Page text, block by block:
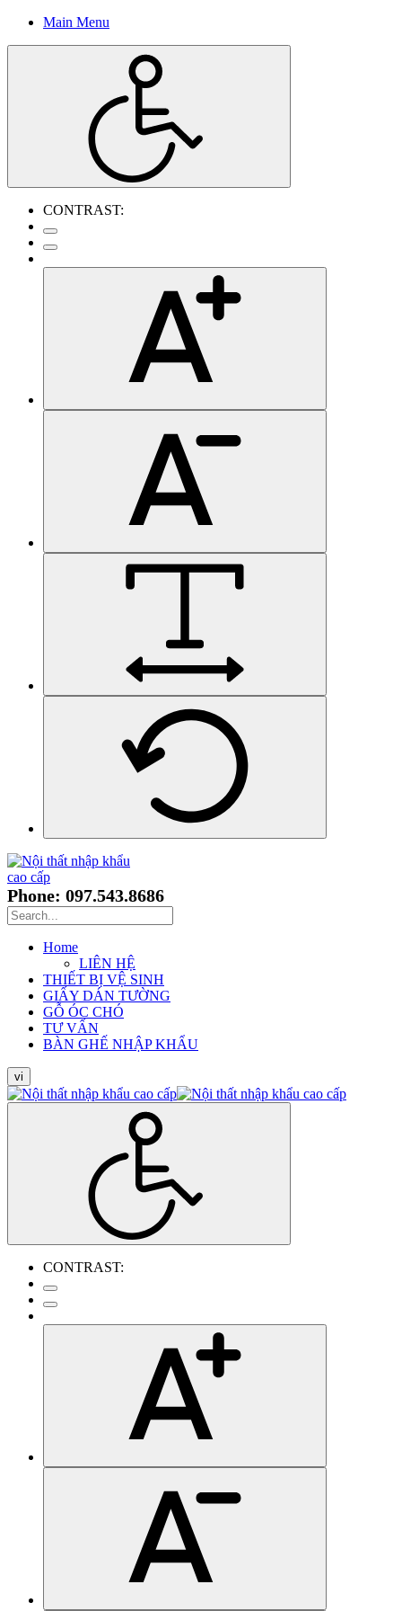
Main Menu
CONTRAST:
Phone: 097.543.8686
Home
LIÊN HỆ
THIẾT BỊ VỆ SINH
GIẤY DÁN TƯỜNG
GỖ ÓC CHÓ
TƯ VẤN
BÀN GHẾ NHẬP KHẨU
vi
CONTRAST: